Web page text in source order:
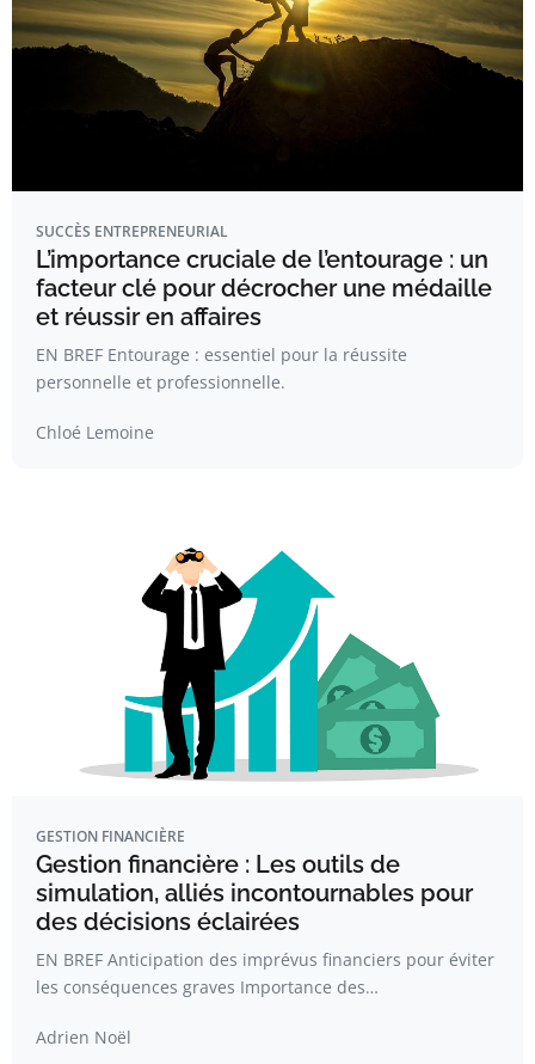
SUCCÈS ENTREPRENEURIAL
L’importance cruciale de l’entourage : un
facteur clé pour décrocher une médaille
et réussir en affaires
EN BREF Entourage : essentiel pour la réussite
personnelle et professionnelle.
Chloé Lemoine
GESTION FINANCIÈRE
Gestion financière : Les outils de
simulation, alliés incontournables pour
des décisions éclairées
EN BREF Anticipation des imprévus financiers pour éviter
les conséquences graves Importance des…
Adrien Noël